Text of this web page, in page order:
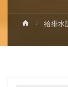
給排水